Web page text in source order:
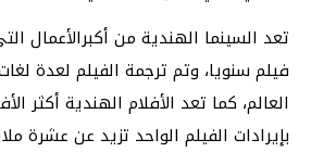
تعد السينما الهندية من أكبرالأعمال
فيلم سنويا، وتم ترجمة الفيلم لعدة
العالم، كما تعد الأفلام الهندية أكثر
بإيرادات الفيلم الواحد تزيد عن عشرة